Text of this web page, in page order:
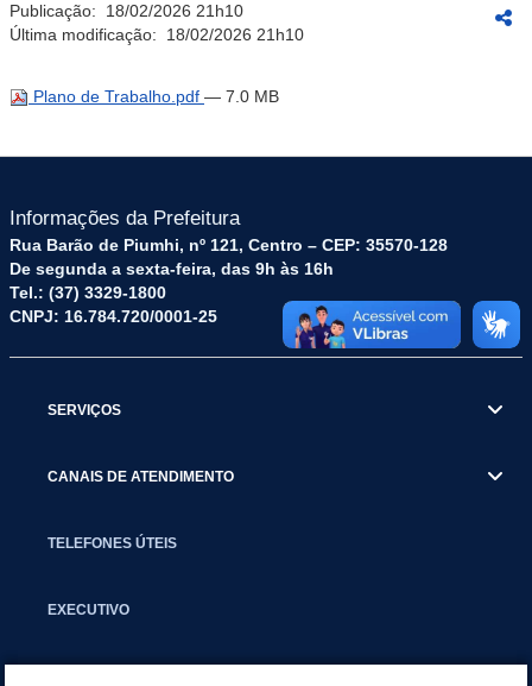
Publicação: 18/02/2026 21h10
Última modificação: 18/02/2026 21h10
Plano de Trabalho.pdf — 7.0 MB
Informações da Prefeitura
Rua Barão de Piumhi, nº 121, Centro – CEP: 35570-128
De segunda a sexta-feira, das 9h às 16h
Tel.: (37) 3329-1800
CNPJ: 16.784.720/0001-25
SERVIÇOS
CANAIS DE ATENDIMENTO
TELEFONES ÚTEIS
EXECUTIVO